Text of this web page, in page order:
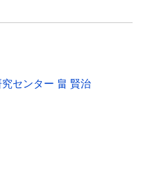
センター 畠 賢治